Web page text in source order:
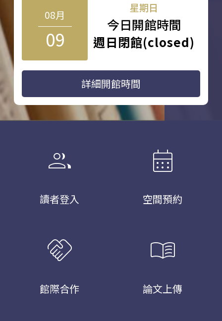
08月
09
星期日
今日開館時間
週日閉館(closed)
詳細開館時間
group
讀者登入
calendar_month
空間預約
handshake
館際合作
menu_book
論文上傳